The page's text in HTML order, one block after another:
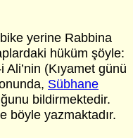
yerine Rabbina
hüküm şöyle:
(Kıyamet günü
Sübhane
bildirmektedir.
böyle yazmaktadır.